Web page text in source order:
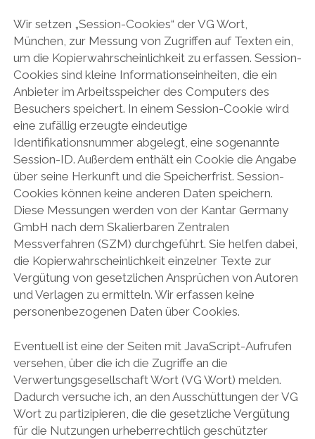
Wir setzen „Session-Cookies“ der VG Wort,
München, zur Messung von Zugriffen auf Texten ein,
um die Kopierwahrscheinlichkeit zu erfassen. Session-
Cookies sind kleine Informationseinheiten, die ein
Anbieter im Arbeitsspeicher des Computers des
Besuchers speichert. In einem Session-Cookie wird
eine zufällig erzeugte eindeutige
Identifikationsnummer abgelegt, eine sogenannte
Session-ID. Außerdem enthält ein Cookie die Angabe
über seine Herkunft und die Speicherfrist. Session-
Cookies können keine anderen Daten speichern.
Diese Messungen werden von der Kantar Germany
GmbH nach dem Skalierbaren Zentralen
Messverfahren (SZM) durchgeführt. Sie helfen dabei,
die Kopierwahrscheinlichkeit einzelner Texte zur
Vergütung von gesetzlichen Ansprüchen von Autoren
und Verlagen zu ermitteln. Wir erfassen keine
personenbezogenen Daten über Cookies.
Eventuell ist eine der Seiten mit JavaScript-Aufrufen
versehen, über die ich die Zugriffe an die
Verwertungsgesellschaft Wort (VG Wort) melden.
Dadurch versuche ich, an den Ausschüttungen der VG
Wort zu partizipieren, die die gesetzliche Vergütung
für die Nutzungen urheberrechtlich geschützter